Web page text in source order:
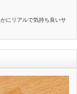
にリアルで気持ち良いサ